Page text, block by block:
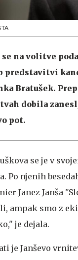
se na volitve
predstavitvi
Bratušek.
dobila
pot.
se je v
Po njenih
Janez Janša
ampak smo z
je dejala.
je Janševo